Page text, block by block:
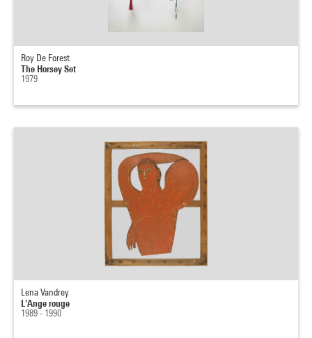
Roy De Forest
The Horsey Set
1979
Lena Vandrey
L'Ange rouge
1989 - 1990